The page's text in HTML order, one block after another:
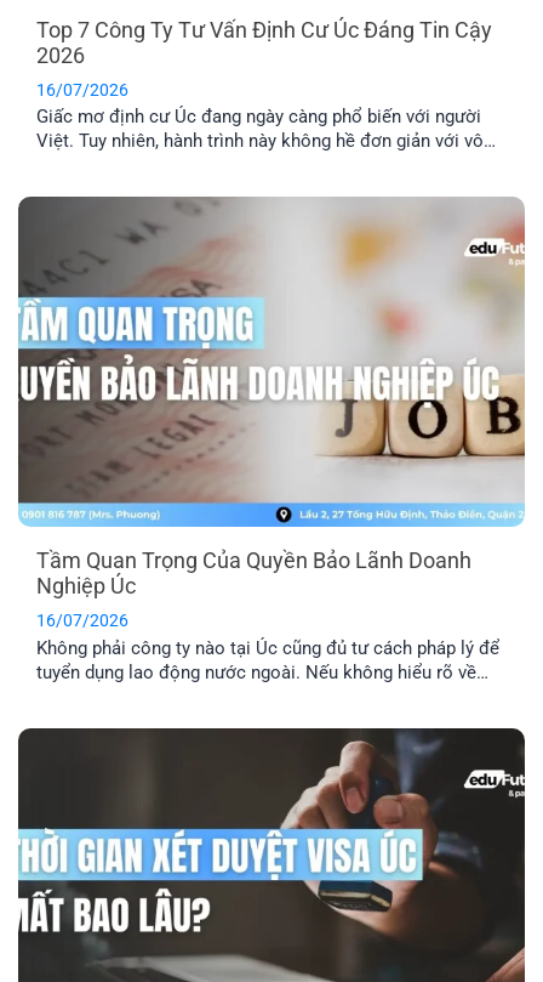
Top 7 Công Ty Tư Vấn Định Cư Úc Đáng Tin Cậy
2026
16/07/2026
Giấc mơ định cư Úc đang ngày càng phổ biến với người
Việt. Tuy nhiên, hành trình này không hề đơn giản với vô
của bạn được xử lý chính xác, nhanh chóng và hiệu quả.
Tầm Quan Trọng Của Quyền Bảo Lãnh Doanh
Nghiệp Úc
16/07/2026
Không phải công ty nào tại Úc cũng đủ tư cách pháp lý để
tuyển dụng lao động nước ngoài. Nếu không hiểu rõ về